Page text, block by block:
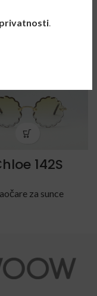
.
142S
za sunce